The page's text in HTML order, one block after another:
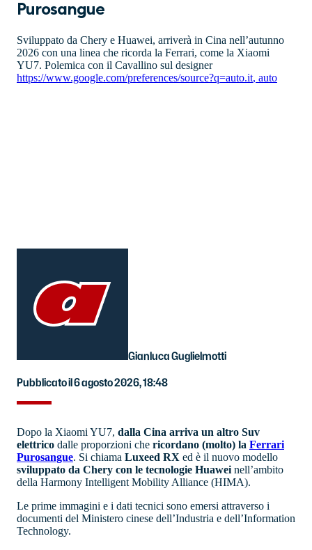
Purosangue
Sviluppato da Chery e Huawei, arriverà in Cina nell’autunno
2026 con una linea che ricorda la Ferrari, come la Xiaomi
YU7. Polemica con il Cavallino sul designer
https://www.google.com/preferences/source?q=auto.it, auto
Gianluca Guglielmotti
Pubblicato il 6 agosto 2026, 18:48
Dopo la Xiaomi YU7, dalla Cina arriva un altro Suv
elettrico dalle proporzioni che ricordano (molto) la Ferrari
Purosangue. Si chiama Luxeed RX ed è il nuovo modello
sviluppato da Chery con le tecnologie Huawei nell’ambito
della Harmony Intelligent Mobility Alliance (HIMA).
Le prime immagini e i dati tecnici sono emersi attraverso i
documenti del Ministero cinese dell’Industria e dell’Information
Technology.